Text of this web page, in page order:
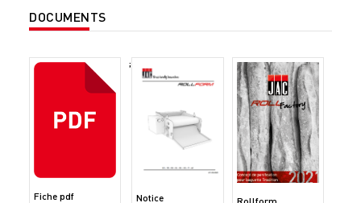
DOCUMENTS
Fiche pdf
;
Notice